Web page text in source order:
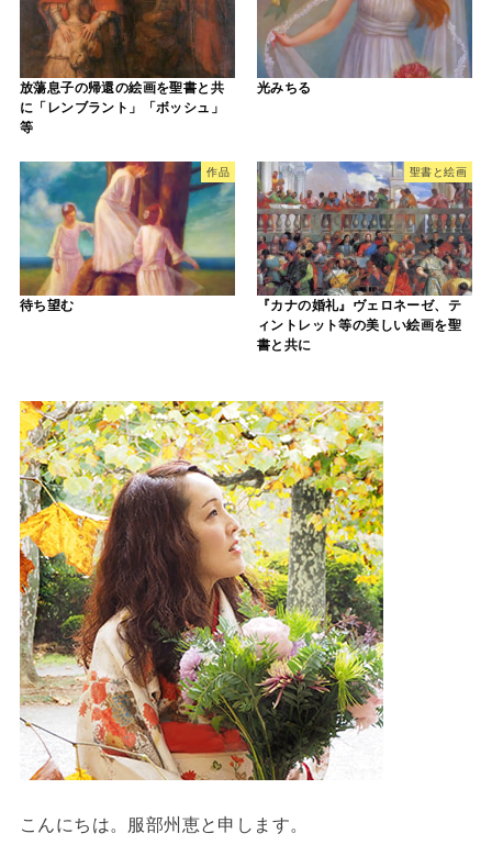
放蕩息子の帰還の絵画を聖書と共
に「レンブラント」「ボッシュ」
等
光みちる
作品
待ち望む
聖書と絵画
『カナの婚礼』ヴェロネーゼ、テ
ィントレット等の美しい絵画を聖
書と共に
こんにちは。服部州恵と申します。